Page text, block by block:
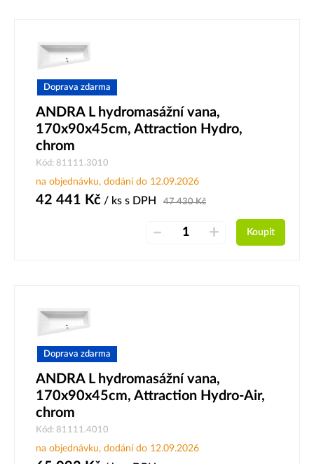
Doprava zdarma
ANDRA L hydromasážní vana,
170x90x45cm, Attraction Hydro,
chrom
Kód: 81111.3010
na objednávku, dodání do 12.09.2026
42 441 Kč / ks s DPH 47 430Kč
– + Koupit
Doprava zdarma
ANDRA L hydromasážní vana,
170x90x45cm, Attraction Hydro-Air,
chrom
Kód: 81111.4010
na objednávku, dodání do 12.09.2026